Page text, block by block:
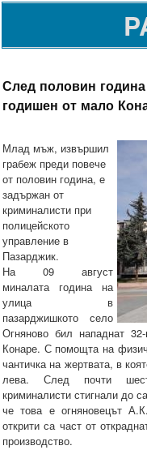
След половин година
годишен от мало
Млад мъж, извършил
грабеж преди повече
от половин година, е
задържан от
криминалисти при
полицейското
управление в
Пазарджик.
На 09 август
миналата година на
улица в
пазарджишкото село
Огняново бил нападнат
Конаре. С помощта на
чантичка на жертвата, в
лева. След почти
криминалисти стигнали до
че това е огняновецът
открити са част от
производство.